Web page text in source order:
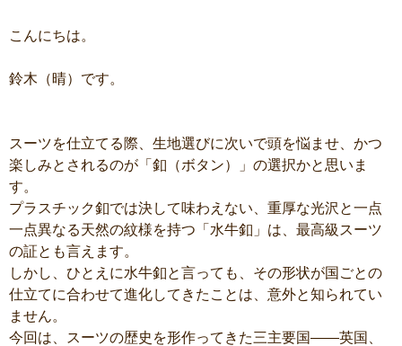
こんにちは。
鈴木（晴）です。
スーツを仕立てる際、生地選びに次いで頭を悩ませ、かつ
楽しみとされるのが「釦（ボタン）」の選択かと思いま
す。
プラスチック釦では決して味わえない、重厚な光沢と一点
一点異なる天然の紋様を持つ「水牛釦」は、最高級スーツ
の証とも言えます。
しかし、ひとえに水牛釦と言っても、その形状が国ごとの
仕立てに合わせて進化してきたことは、意外と知られてい
ません。
今回は、スーツの歴史を形作ってきた三主要国――英国、